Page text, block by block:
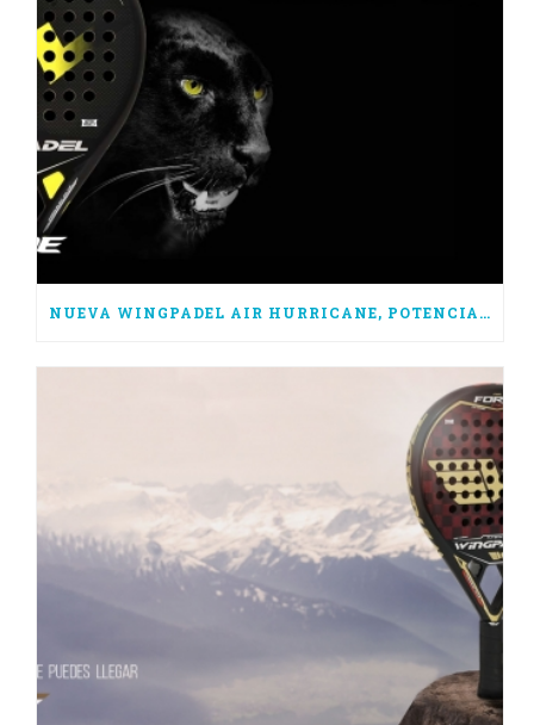
NUEVA WINGPADEL AIR HURRICANE, POTENCIA PURA